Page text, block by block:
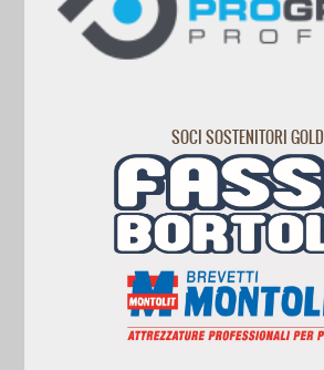
SOCI SOSTENITORI GOLD